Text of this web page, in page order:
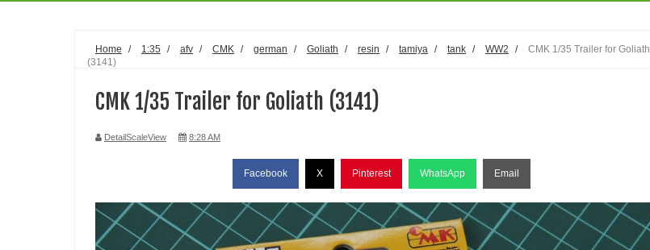
Home / 1:35 / afv / CMK / german / Goliath / resin / tamiya / tank / WW2 /
CMK 1/35 Trailer for Goliath
(3141)
CMK 1/35 Trailer for Goliath (3141)
DetailScaleView 8:28 AM
Facebook X Pinterest WhatsApp Email